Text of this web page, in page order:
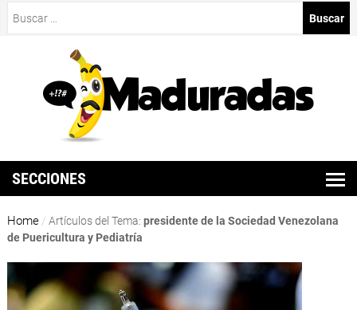
SECCIONES
Home / Artículos del Tema: presidente de la Sociedad Venezolana
de Puericultura y Pediatría